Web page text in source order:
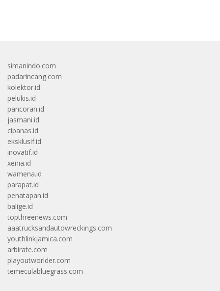
simanindo.com
padarincang.com
kolektor.id
pelukis.id
pancoran.id
jasmani.id
cipanas.id
eksklusif.id
inovatif.id
xenia.id
wamena.id
parapat.id
penatapan.id
balige.id
topthreenews.com
aaatrucksandautowreckings.com
youthlinkjamica.com
arbirate.com
playoutworlder.com
temeculabluegrass.com